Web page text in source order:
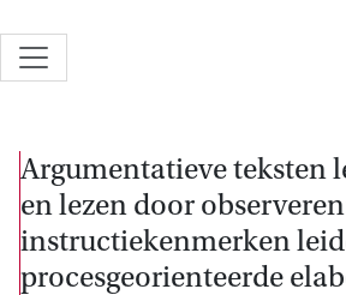
Argumentatieve teksten
en lezen door
instructiekenmerken
procesgeorienteerde